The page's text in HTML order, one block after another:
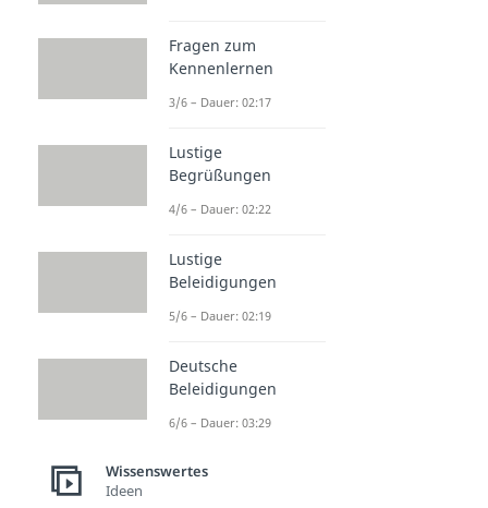
Fragen zum
Kennenlernen
3/6 – Dauer: 02:17
Lustige
Begrüßungen
4/6 – Dauer: 02:22
Lustige
Beleidigungen
5/6 – Dauer: 02:19
Deutsche
Beleidigungen
6/6 – Dauer: 03:29
Wissenswertes
Ideen